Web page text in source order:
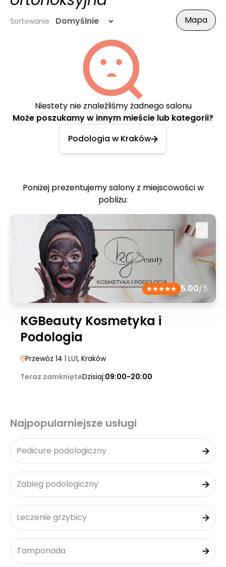
Sortowanie Domyślnie Mapa
Niestety nie znaleźliśmy żadnego salonu
Może poszukamy w innym mieście lub kategorii?
Podologia w Kraków
Poniżej prezentujemy salony z miejscowości w
pobliżu:
5.00/5
KGBeauty Kosmetyka i
Podologia
Przewóz 14 | LU1, Kraków
Teraz zamknięteDzisiaj:09:00-20:00
Najpopularniejsze usługi
Pedicure podologiczny
Zabieg podologiczny
Leczenie grzybicy
Tamponada